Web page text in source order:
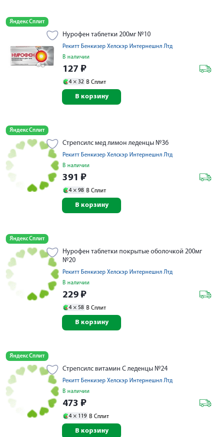
Яндекс Сплит
Нурофен таблетки 200мг №10
Рекитт Бенкизер Хелскэр Интернешнл Лтд
В наличии
127 ₽
4 × 32 В Сплит
В корзину
Яндекс Сплит
Стрепсилс мед лимон леденцы №36
Рекитт Бенкизер Хелскэр Интернешнл Лтд
В наличии
391 ₽
4 × 98 В Сплит
В корзину
Яндекс Сплит
Нурофен таблетки покрытые оболочкой 200мг
№20
Рекитт Бенкизер Хелскэр Интернешнл Лтд
В наличии
229 ₽
4 × 58 В Сплит
В корзину
Яндекс Сплит
Стрепсилс витамин С леденцы №24
Рекитт Бенкизер Хелскэр Интернешнл Лтд
В наличии
473 ₽
4 × 119 В Сплит
В корзину